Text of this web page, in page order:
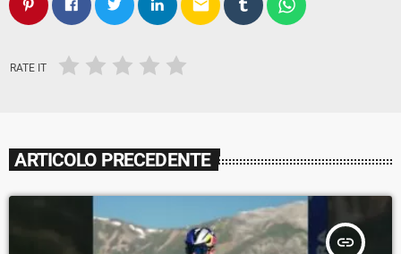
email
RATE IT
ARTICOLO PRECEDENTE
insert_link